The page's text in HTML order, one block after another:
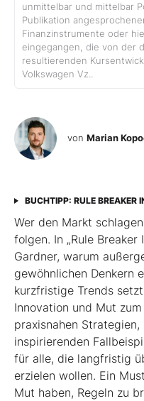
unmittelbar und mittelbar
Publikation
Finanzinstrumente oder
eingegangen, die von der
resultierenden
Volkswagen Vz..
von Marian
BUCHTIPP: RULE BREAKER
Wer den Markt
folgen. In „Rule
Gardner, warum
gewöhnlichen Denkern
kurzfristige Trends
Innovation und Mut
praxisnahen
inspirierenden
für alle, die langfristig
erzielen wollen. Ein
Mut haben, Regeln zu